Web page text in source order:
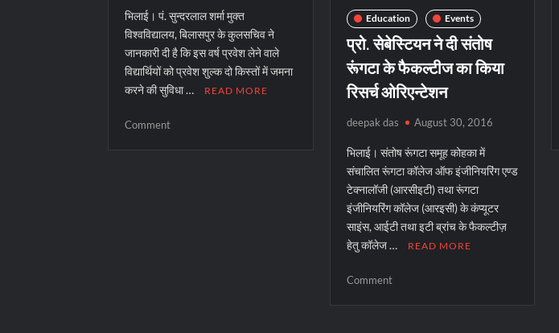
भिलाई। पं. सुन्दरलाल शर्मा मुक्त
विश्वविद्यालय, बिलासपुर के कुलसचिव ने
जानकारी दी है कि इस वर्ष प्रवेश लेने वाले
विद्यार्थियों को प्रवेश शुल्क दो किस्तों में जमना
करने की सुविधा …
READ MORE
Commenton
Education Events
प्रो. सेबेस्टियन ने दी संतोष
रूंगटा के फैकल्टीज का किया
रिसर्च ओरिएन्टेशन
deepak das August 30, 2016
भिलाई। संतोष रूंगटा समूह कोहका में
संचालित रूंगटा कॉलेज ऑफ इंजीनियरिंग एण्ड
टेक्नालॉजी (आरसीइटी) तथा रूंगटा
इंजीनियरिंग कॉलेज (आरइसी) के कंप्यूटर
साइंस, आईटी तथा इटी ब्रांच के फैकल्टीज़
हेतु कॉलेज …
READ MORE
Commenton